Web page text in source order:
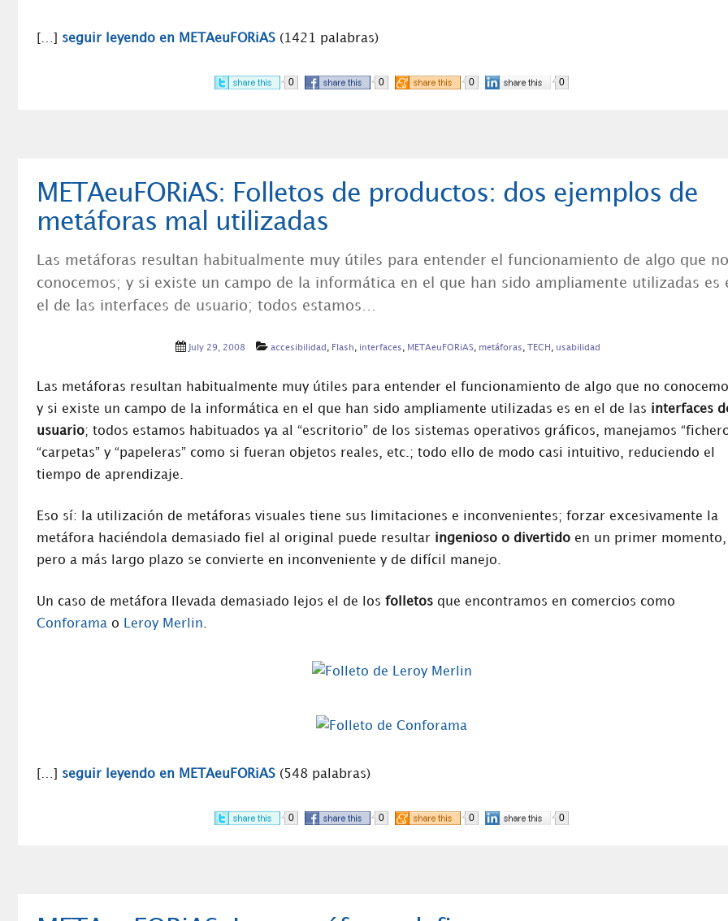
seguir leyendo en METAeuFORiAS (1421 palabras)
0 0 0 0
METAeuFORiAS: Folletos de productos: dos ejemplos de
metáforas mal utilizadas
Las metáforas resultan habitualmente muy útiles para entender el funcionamiento de algo que no
conocemos; y si existe un campo de la informática en el que han sido ampliamente utilizadas es
el de las interfaces de usuario; todos estamos…
July 29, 2008 accesibilidad , Flash , interfaces , METAeuFORiAS, metáforas , TECH , usabilidad
Las metáforas resultan habitualmente muy útiles para entender el funcionamiento de algo que no
y si existe un campo de la informática en el que han sido ampliamente utilizadas es en el de las interfaces
usuario; todos estamos habituados ya al “escritorio” de los sistemas operativos gráficos, manejamos
“carpetas” y “papeleras” como si fueran objetos reales, etc.; todo ello de modo casi intuitivo, reduciendo el
tiempo de aprendizaje.
Eso sí: la utilización de metáforas visuales tiene sus limitaciones e inconvenientes; forzar excesivamente la
metáfora haciéndola demasiado fiel al original puede resultar ingenioso o divertido en un primer momento,
pero a más largo plazo se convierte en inconveniente y de difícil manejo.
Un caso de metáfora llevada demasiado lejos el de los folletos que encontramos en comercios como
Conforama o Leroy Merlin.
[…] seguir leyendo en METAeuFORiAS (548 palabras)
0 0 0 0